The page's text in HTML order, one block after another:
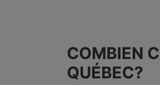
COMBIEN
QUÉBEC?